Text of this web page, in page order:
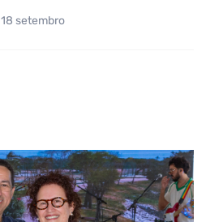
18 setembro